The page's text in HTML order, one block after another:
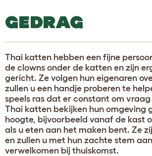
GEDRAG
Thai katten hebben een fijne
de clowns onder de katten en zijn
gericht. Ze volgen hun eigenaren
zullen u een handje proberen te
speels ras dat er constant om vraag
Thai katten bekijken hun omgeving
hoogte, bijvoorbeeld vanaf de kast
als u eten aan het maken bent. Ze
en zullen u met hun zachte stem
verwelkomen bij thuiskomst.